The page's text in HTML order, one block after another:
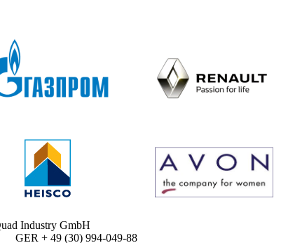
Industry GmbH
+ 49 (30) 994-049-88